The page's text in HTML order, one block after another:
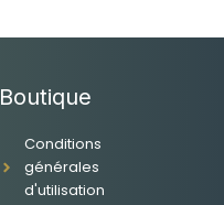
Boutique
Conditions
générales
d'utilisation